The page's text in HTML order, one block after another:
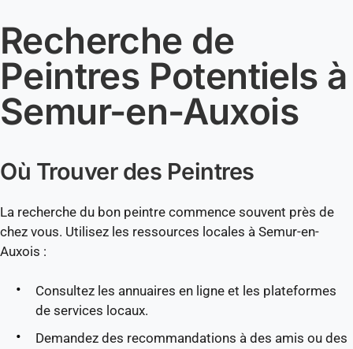
Recherche de
Peintres Potentiels à
Semur-en-Auxois
Où Trouver des Peintres
La recherche du bon peintre commence souvent près de
chez vous. Utilisez les ressources locales à Semur-en-
Auxois :
Consultez les annuaires en ligne et les plateformes
de services locaux.
Demandez des recommandations à des amis ou des